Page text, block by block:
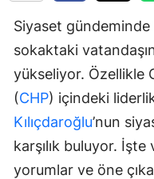
Siyaset
sokaktaki
yükseliyor. Özellikle
(CHP) içindeki
Kılıçdaroğlu’nun
karşılık buluyor.
yorumlar ve öne